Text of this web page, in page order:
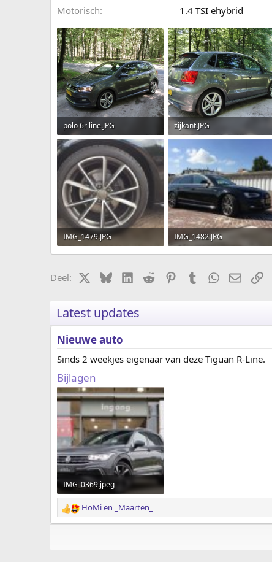
Motorisch 1.4 TSI ehybrid
polo 6r line.JPG
5.3 MB · Weergaven: 461
zijkant.JPG
4.8 MB · Weergaven: 168
IMG_1479.JPG
1 MB · Weergaven: 5
IMG_1482.JPG
1.1 MB · Weergaven: 6
Deel: BlueskyLinkedIn
Reddit PinterestTumblr WhatsApp
E-mail
Latest updates
Nieuwe auto
Sinds 2 weekjes eigenaar van deze Tiguan R-Line.
Bijlagen
IMG_0369.jpeg
307.6 KB · Weergaven: 9
W
a
HoMien _Maarten_